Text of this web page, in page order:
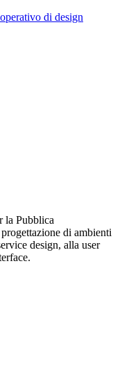
di design
la Pubblica
di ambienti
design, alla user